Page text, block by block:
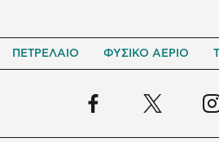
ΠΕΤΡΕΛΑΙΟ ΦΥΣΙΚΟ ΑΕΡΙΟ